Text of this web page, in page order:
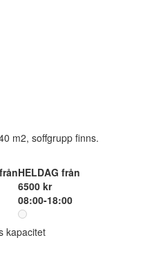
m2, soffgrupp finns.
HELDAG från
6500 kr
08:00-18:00
kapacitet